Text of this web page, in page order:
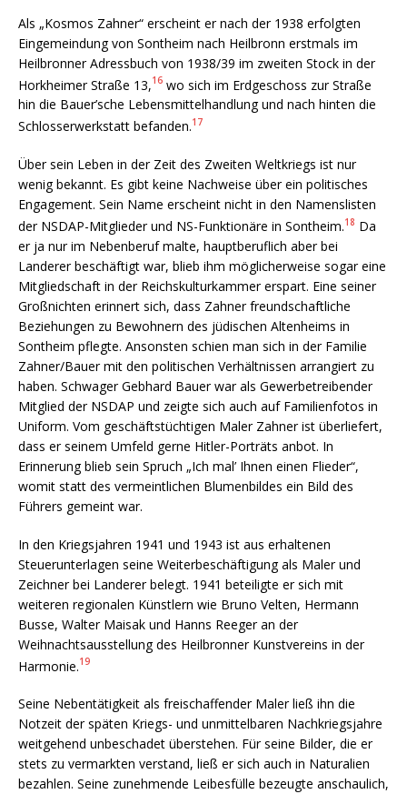
Als „Kosmos Zahner“ erscheint er nach der 1938 erfolgten
Eingemeindung von Sontheim nach Heilbronn erstmals im
Heilbronner Adressbuch von 1938/39 im zweiten Stock in der
Horkheimer Straße 13,16 wo sich im Erdgeschoss zur Straße
hin die Bauer’sche Lebensmittelhandlung und nach hinten die
Schlosserwerkstatt befanden.17
Über sein Leben in der Zeit des Zweiten Weltkriegs ist nur
wenig bekannt. Es gibt keine Nachweise über ein politisches
Engagement. Sein Name erscheint nicht in den Namenslisten
der NSDAP-Mitglieder und NS-Funktionäre in Sontheim.18 Da
er ja nur im Nebenberuf malte, hauptberuflich aber bei
Landerer beschäftigt war, blieb ihm möglicherweise sogar eine
Mitgliedschaft in der Reichskulturkammer erspart. Eine seiner
Großnichten erinnert sich, dass Zahner freundschaftliche
Beziehungen zu Bewohnern des jüdischen Altenheims in
Sontheim pflegte. Ansonsten schien man sich in der Familie
Zahner/Bauer mit den politischen Verhältnissen arrangiert zu
haben. Schwager Gebhard Bauer war als Gewerbetreibender
Mitglied der NSDAP und zeigte sich auch auf Familienfotos in
Uniform. Vom geschäftstüchtigen Maler Zahner ist überliefert,
dass er seinem Umfeld gerne Hitler-Porträts anbot. In
Erinnerung blieb sein Spruch „Ich mal’ Ihnen einen Flieder“,
womit statt des vermeintlichen Blumenbildes ein Bild des
Führers gemeint war.
In den Kriegsjahren 1941 und 1943 ist aus erhaltenen
Steuerunterlagen seine Weiterbeschäftigung als Maler und
Zeichner bei Landerer belegt. 1941 beteiligte er sich mit
weiteren regionalen Künstlern wie Bruno Velten, Hermann
Busse, Walter Maisak und Hanns Reeger an der
Weihnachtsausstellung des Heilbronner Kunstvereins in der
Harmonie.19
Seine Nebentätigkeit als freischaffender Maler ließ ihn die
Notzeit der späten Kriegs- und unmittelbaren Nachkriegsjahre
weitgehend unbeschadet überstehen. Für seine Bilder, die er
stets zu vermarkten verstand, ließ er sich auch in Naturalien
bezahlen. Seine zunehmende Leibesfülle bezeugte anschaulich,